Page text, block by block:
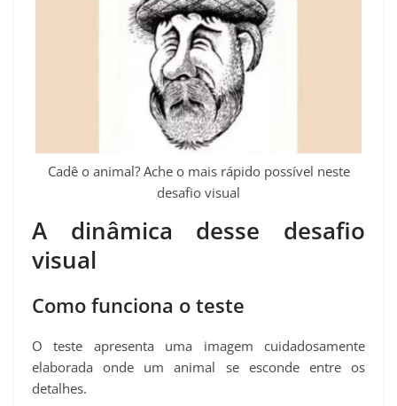
Cadê o animal? Ache o mais rápido possível neste
desafio visual
A dinâmica desse desafio
visual
Como funciona o teste
O teste apresenta uma imagem cuidadosamente
elaborada onde um animal se esconde entre os
detalhes.